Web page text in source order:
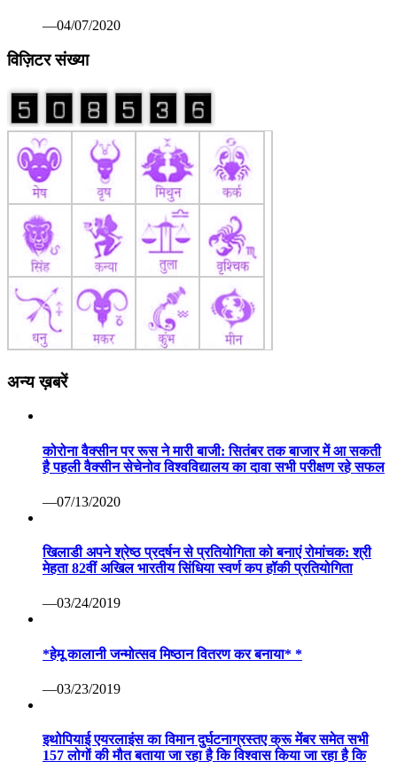
—04/07/2020
विज़िटर संख्या
अन्य ख़बरें
कोरोना वैक्सीन पर रूस ने मारी बाजी: सितंबर तक बाजार में आ सकती
है पहली वैक्सीन सेचेनोव विश्वविद्यालय का दावा सभी परीक्षण रहे सफल
—07/13/2020
खिलाडी अपने श्रेष्ठ प्रदर्षन से प्रतियोगिता को बनाएं रोमांचक: श्री
मेहता 82वीं अखिल भारतीय सिंधिया स्वर्ण कप हॉकी प्रतियोगिता
—03/24/2019
*हेमू कालानी जन्मोत्सव मिष्ठान वितरण कर बनाया* *
—03/23/2019
इथोपियाई एयरलाइंस का विमान दुर्घटनाग्रस्तए क्रू मेंबर समेत सभी
157 लोगों की मौत बताया जा रहा है कि विश्वास किया जा रहा है कि